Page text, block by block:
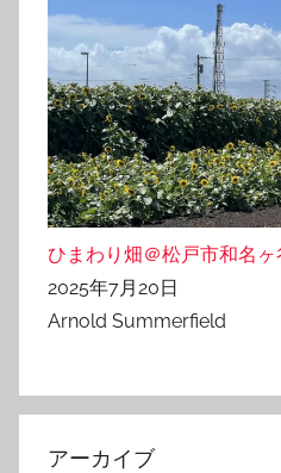
ひまわり畑＠松戸市和名ヶ
2025年7月20日
Arnold Summerfield
アーカイブ